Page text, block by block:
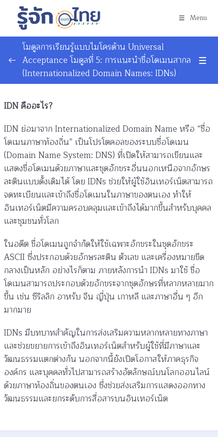
Menu
Topic 1: บทนำและพื้นฐานโครงสร้างอินเทอร์เน็ต
Lesson 1: ยินดีต้อนรับสู่โมดูลที่ 5 และวัตถุประสงค์การเรียนรู้
ccTLD
Lesson 3: ชื่อโดเมนภาษาท้องถิ่น (IDN) คืออะไร?
Lesson 4: ทำไมต้องมี IDNs?
Topic 2: กลไกทางเทคนิคและการแปลงข้อมูล
(Technical Core)
0/3
Topic 3: การกำหนดค่าและมาตรฐานสากล
Topic 4: ข้อจำกัดและการแก้ไขปัญหา 0/2
แบบฝึกหัดการแนะนำชื่อโดเมนที่เป็นภาษาท้องถิ่น
(Introducing Internationalized Domain Names
– IDNs)
0/1
โมดูลการเรียนรู้แบบไมโครด้าน Universal
Acceptance โมดูลที่ 5: การแนะนำชื่อโดเมนสากล
(Internationalized Domain Names: IDNs)
IDN คืออะไร?
IDN ย่อมาจาก Internationalized Domain Name หรือ “ชื่อ
โดเมนภาษาท้องถิ่น” เป็นโปรโตคอลของระบบชื่อโดเมน
(Domain Name System: DNS) ที่เปิดให้สามารถเขียนและ
แสดงชื่อโดเมนด้วยภาษาและชุดอักขระอื่นนอกเหนือจากอักษร
ละตินแบบดั้งเดิมได้ โดย IDNs ช่วยให้ผู้ใช้อินเทอร์เน็ตสามารถ
จดทะเบียนและเข้าถึงชื่อโดเมนในภาษาของตนเอง ทำให้
อินเทอร์เน็ตมีความครอบคลุมและเข้าถึงได้มากขึ้นสำหรับบุคคล
และชุมชนทั่วโลก
ในอดีต ชื่อโดเมนถูกจำกัดให้ใช้เฉพาะอักขระในชุดอักขระ
ASCII ซึ่งประกอบด้วยอักษรละติน ตัวเลข และเครื่องหมายขีด
กลางเป็นหลัก อย่างไรก็ตาม ภายหลังการนำ IDNs มาใช้ ชื่อ
โดเมนสามารถประกอบด้วยอักขระจากชุดอักษรที่หลากหลายมาก
ขึ้น เช่น ซีริลลิก อาหรับ จีน ญี่ปุ่น เกาหลี และภาษาอื่น ๆ อีก
มากมาย
IDNs มีบทบาทสำคัญในการส่งเสริมความหลากหลายทางภาษา
และช่วยขยายการเข้าถึงอินเทอร์เน็ตสำหรับผู้ใช้ที่มีภาษาและ
วัฒนธรรมแตกต่างกัน นอกจากนี้ยังเปิดโอกาสให้ภาคธุรกิจ
องค์กร และบุคคลทั่วไปสามารถสร้างอัตลักษณ์บนโลกออนไลน์
ด้วยภาษาท้องถิ่นของตนเอง ซึ่งช่วยส่งเสริมการแสดงออกทาง
วัฒนธรรมและยกระดับการสื่อสารบนอินเทอร์เน็ต